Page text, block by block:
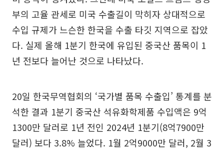
부의 고율 관세로 미국 수출길이 막히자 상대적으로
수입 규제가 느슨한 한국을 수출 타깃 지역으로 잡았
다. 실제 올해 1분기 한국에 유입된 중국산 품목이 1
년 전보다 늘어난 것으로 나타났다.
20일 한국무역협회의 ‘국가별 품목 수출입’ 통계를 분
석한 결과 1분기 중국산 석유화학제품 수입액은 9억
1300만 달러로 1년 전인 2024년 1분기(8억7900만
달러) 보다 3.8% 늘었다. 1월 2억9000만 달러, 2월 3